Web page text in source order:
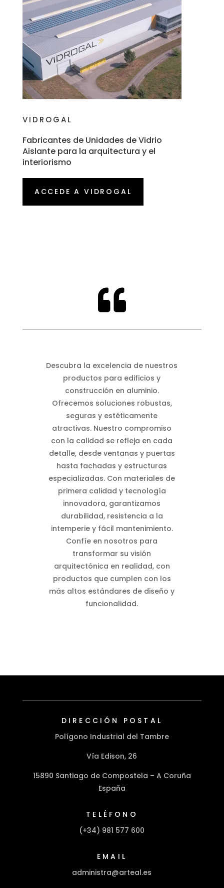
VIDROGAL
Fabricantes de Unidades de Vidrio
Aislante para la arquitectura y el
interiorismo
ACCEDE A VIDROGAL

Descubra la excelencia de nuestros
productos para edificios y
construcción en aluminio.
Ofrecemos soluciones robustas,
seguras y estéticamente
atractivas. Nuestro compromiso
con la calidad se refleja en cada
detalle, desde ventanas y puertas
hasta fachadas y estructuras
especializadas. Con materiales de
primera calidad y tecnología
innovadora, garantizamos
durabilidad, resistencia a la
intemperie y fácil mantenimiento.
Confíe en nosotros para
transformar su visión
arquitectónica en realidad, con
productos que cumplen con los
más altos estándares de diseño y
funcionalidad.
DIRECCIÓN POSTAL
Polígono Industrial del Tambre
Vía Edison, 26
15890 Santiago de Compostela – A Coruña
España
TELÉFONO
(+34) 981 577 600
EMAIL
administra@arteal.es